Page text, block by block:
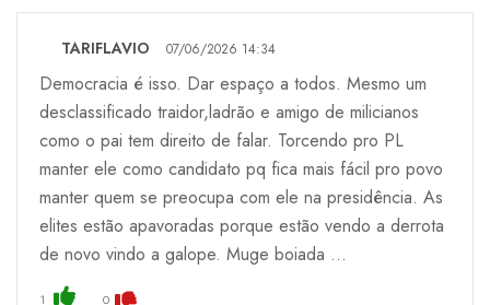
TARIFLAVIO 07/06/2026 14:34
Democracia é isso. Dar espaço a todos. Mesmo um
desclassificado traidor,ladrão e amigo de milicianos
como o pai tem direito de falar. Torcendo pro PL
manter ele como candidato pq fica mais fácil pro povo
manter quem se preocupa com ele na presidência. As
elites estão apavoradas porque estão vendo a derrota
de novo vindo a galope. Muge boiada …
1 0